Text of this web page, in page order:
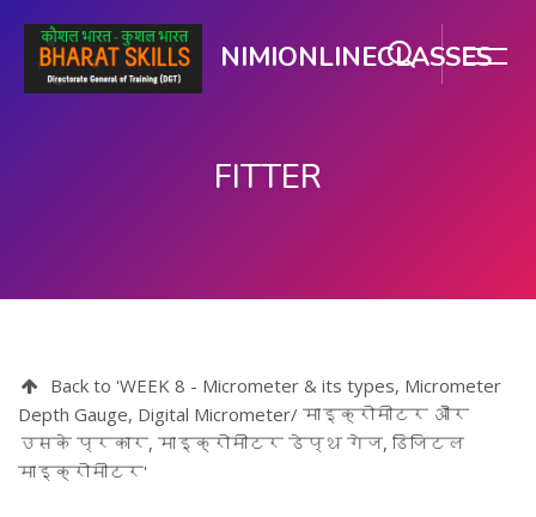
NIMIONLINECLASSES
FITTER
Back to 'WEEK 8 - Micrometer & its types, Micrometer
Depth Gauge, Digital Micrometer/ माइक्रोमीटर और
उसके प्रकार, माइक्रोमीटर डेप्थ गेज, डिजिटल
माइक्रोमीटर'